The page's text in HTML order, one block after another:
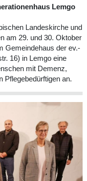
Lemgo
Landeskirche und
am 29. und 30. Oktober
Gemeindehaus der ev.-
16) in Lemgo eine
mit Demenz,
Pflegebedürftigen an.